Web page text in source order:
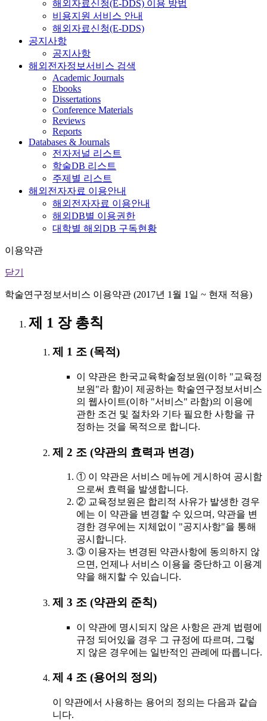
해외자료신청(E-DDS) 이용 방법
비용지원 서비스 안내
해외자료신청(E-DDS)
공지사항
공지사항
해외전자정보서비스 검색
Academic Journals
Ebooks
Dissertations
Conference Materials
Reviews
Reports
Databases & Journals
전자저널 리스트
학술DB 리스트
주제별 리스트
해외전자자료 이용안내
해외전자자료 이용안내
해외DB별 이용권한
대학별 해외DB 구독현황
이용약관
닫기
학술연구정보서비스 이용약관 (2017년 1월 1일 ~ 현재 적용)
제 1 장 총칙
제 1 조 (목적)
이 약관은 한국교육학술정보원(이하 "교육정
보원"라 함)이 제공하는 학술연구정보서비스
의 웹사이트(이하 "서비스" 라함)의 이용에
관한 조건 및 절차와 기타 필요한 사항을 규
정하는 것을 목적으로 합니다.
제 2 조 (약관의 효력과 변경)
① 이 약관은 서비스 메뉴에 게시하여 공시함
으로써 효력을 발생합니다.
② 교육정보원은 합리적 사유가 발생한 경우
에는 이 약관을 변경할 수 있으며, 약관을 변
경한 경우에는 지체없이 "공지사항"을 통해
공시합니다.
③ 이용자는 변경된 약관사항에 동의하지 않
으면, 언제나 서비스 이용을 중단하고 이용계
약을 해지할 수 있습니다.
제 3 조 (약관외 준칙)
이 약관에 명시되지 않은 사항은 관계 법령에
규정 되어있을 경우 그 규정에 따르며, 그렇
지 않은 경우에는 일반적인 관례에 따릅니다.
제 4 조 (용어의 정의)
이 약관에서 사용하는 용어의 정의는 다음과 같습
니다.